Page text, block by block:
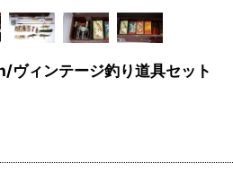
ィンテージ釣り道具セット